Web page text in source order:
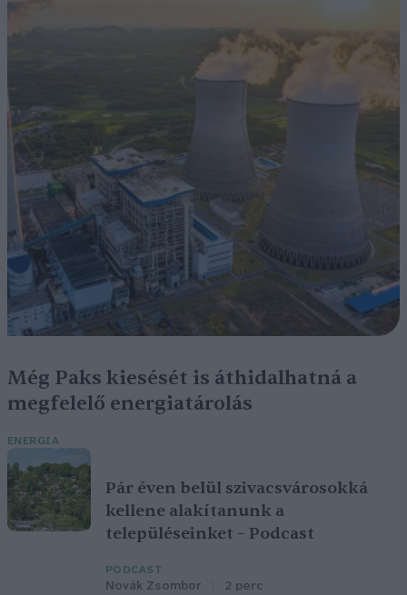
Még Paks kiesését is áthidalhatná a
megfelelő energiatárolás
ENERGIA
Pár éven belül szivacsvárosokká
kellene alakítanunk a
településeinket – Podcast
PODCAST
Novák Zsombor 2 perc